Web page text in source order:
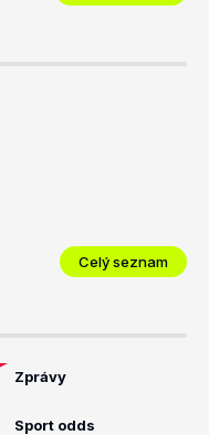
Celý seznam
Zprávy
Sport odds